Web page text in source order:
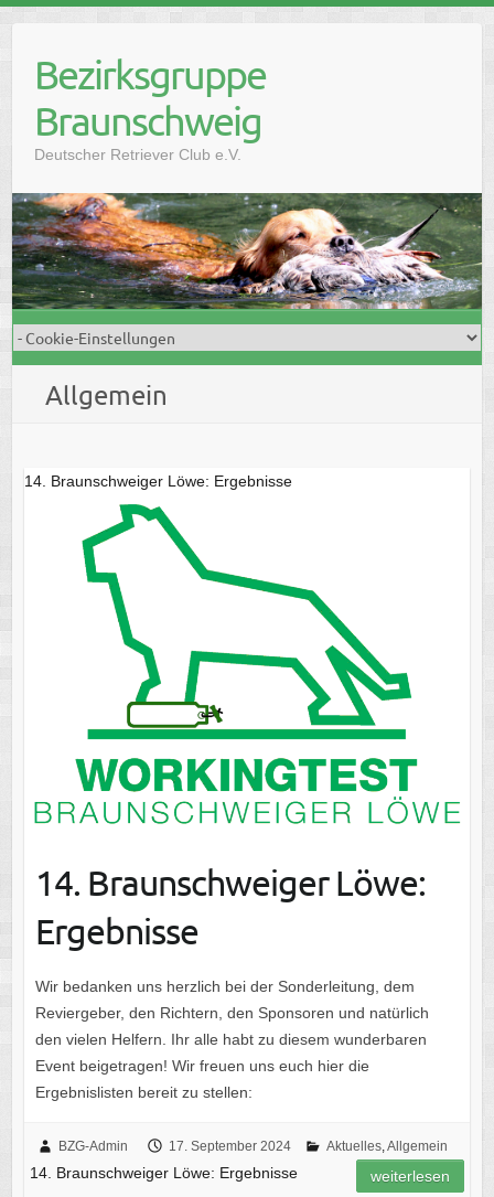
contentBezirksgruppe
Braunschweig
Deutscher Retriever Club e.V.
Allgemein
14. Braunschweiger Löwe: Ergebnisse
14. Braunschweiger Löwe:
Ergebnisse
Wir bedanken uns herzlich bei der Sonderleitung, dem
Reviergeber, den Richtern, den Sponsoren und natürlich
den vielen Helfern. Ihr alle habt zu diesem wunderbaren
Event beigetragen! Wir freuen uns euch hier die
Ergebnislisten bereit zu stellen:
BZG-Admin 17. September 2024 Aktuelles,Allgemein
14. Braunschweiger Löwe: Ergebnisse weiterlesen